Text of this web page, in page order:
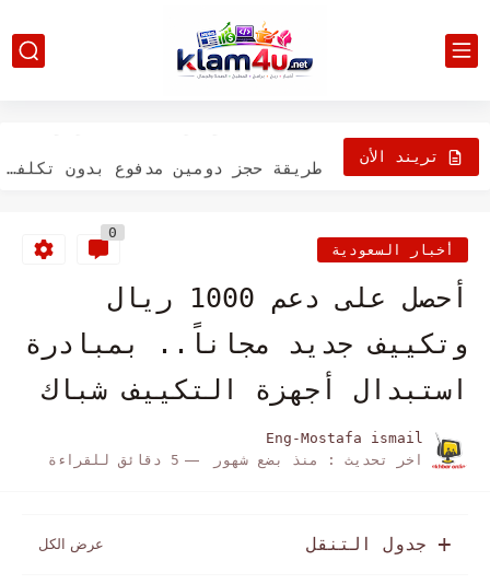
تريند الأن
شرح علامات الرؤوس المخصصة لبرامج الروبوت
أخبار السعودية
0
أحصل على دعم 1000 ريال
وتكييف جديد مجاناً.. بمبادرة
استبدال أجهزة التكييف شباك
Eng-Mostafa ismail
اخر تحديث :
منذ بضع شهور 5 دقائق للقراءة
جدول التنقل